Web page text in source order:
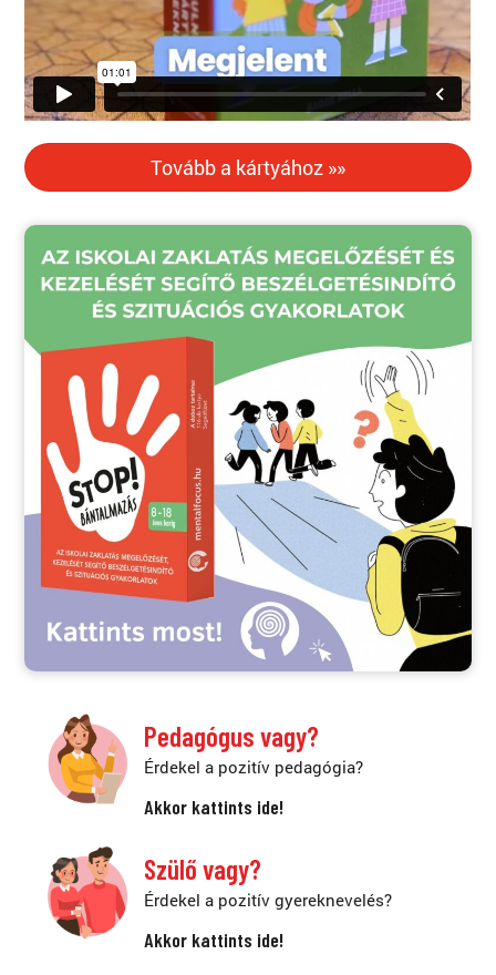
Tovább a kártyához »»
Pedagógus vagy?
Érdekel a pozitív pedagógia?
Akkor kattints ide!
Szülő vagy?
Érdekel a pozitív gyereknevelés?
Akkor kattints ide!